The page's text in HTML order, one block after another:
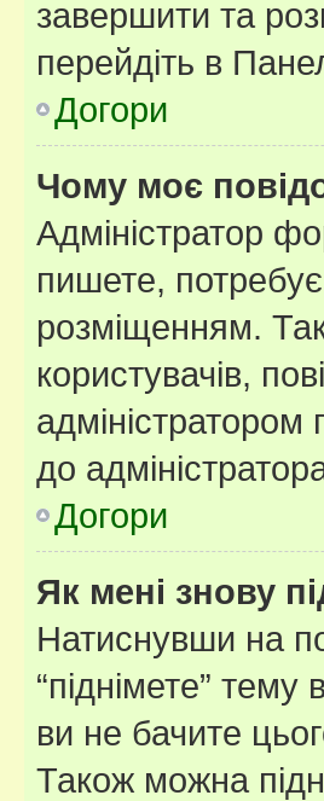
завершити та
перейдіть в
Догори
Чому моє
Адміністратор
пишете,
розміщенням.
користувачів,
до
Догори
Як мені знову
Натиснувши на
“піднімете”
ви не бачите
Також можна